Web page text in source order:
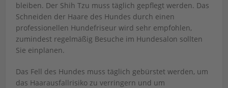
bleiben. Der Shih Tzu muss täglich gepflegt werden. Das
Schneiden der Haare des Hundes durch einen
professionellen Hundefriseur wird sehr empfohlen,
zumindest regelmäßig Besuche im Hundesalon sollten
Sie einplanen.
Das Fell des Hundes muss täglich gebürstet werden, um
das Haarausfallrisiko zu verringern und um